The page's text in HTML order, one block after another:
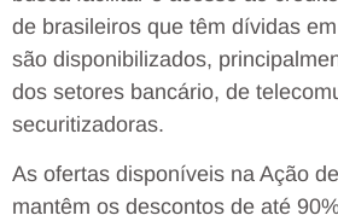
de brasileiros que têm dívidas
são disponibilizados,
dos setores bancário, de
securitizadoras.
As ofertas disponíveis na Ação
mantêm os descontos de até